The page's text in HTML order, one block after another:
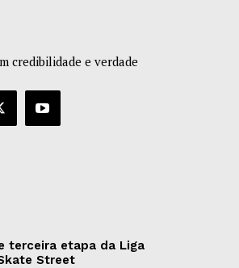
credibilidade e verdade
terceira etapa da Liga
Street